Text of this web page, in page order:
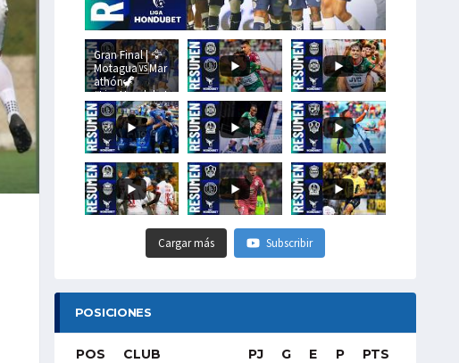
Gran Final | 🦅
Motagua🆚Mar
athón🦖
#LigaHondubet
Cargar más Subscribir
POSICIONES
POS CLUB PJ G E P PTS